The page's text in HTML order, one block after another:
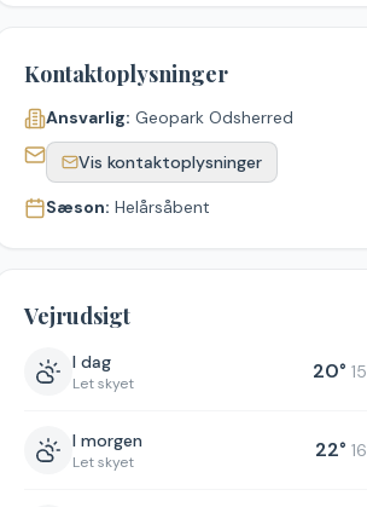
Kontaktoplysninger
Ansvarlig: Geopark Odsherred
Vis kontaktoplysninger
Sæson: Helårsåbent
Vejrudsigt
I dag
Let skyet 20° 15
I morgen
Let skyet 22° 16